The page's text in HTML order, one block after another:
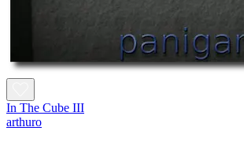
In The Cube III
arthuro